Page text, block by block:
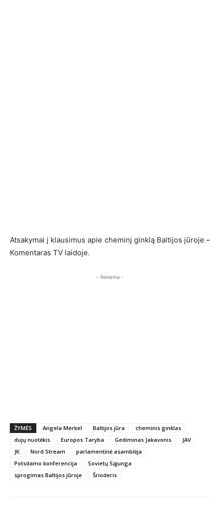
Atsakymai į klausimus apie cheminį ginklą Baltijos jūroje –
Komentaras TV laidoje.
- Reklama -
ŽYMĖS Angela Merkel Baltijos jūra
cheminis ginklas
dujų nuotėkis
Europos Taryba Gediminas Jakavonis
JAV
JK
Nord Stream
parlamentinė asamblėja
Potsdamo konferencija
Sovietų Sąjunga
sprogimas Baltijos jūroje
Šrioderis